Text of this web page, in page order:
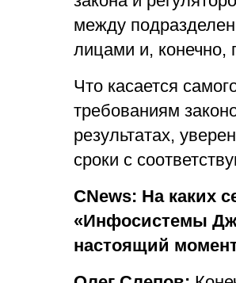
между
лицами и, конечно,
Что касается
требованиям
результатах,
сроки с
CNews: На каких
«Инфосистемы
настоящий